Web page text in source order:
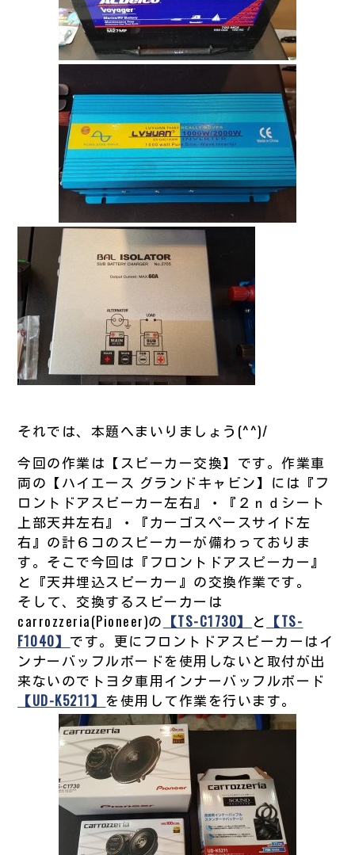
それでは、本題へまいりましょう(^^)/
今回の作業は【スピーカー交換】です。作業車
両の【ハイエース グランドキャビン】には『フ
ロントドアスピーカー左右』・『２ｎｄシート
上部天井左右』・『カーゴスペースサイド左
右』の計６コのスピーカーが備わっておりま
す。そこで今回は『フロントドアスピーカー』
と『天井埋込スピーカー』の交換作業です。
そして、交換するスピーカーは
carrozzeria(Pioneer)の 【TS-C1730】 と 【TS-
F1040】 です。更にフロントドアスピーカーはイ
ンナーバッフルボードを使用しないと取付が出
来ないのでトヨタ車用インナーバッフルボード
【UD-K5211】 を使用して作業を行います。